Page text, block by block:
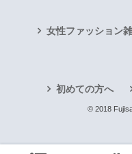
女性ファッション
初めての方へ
© 2018